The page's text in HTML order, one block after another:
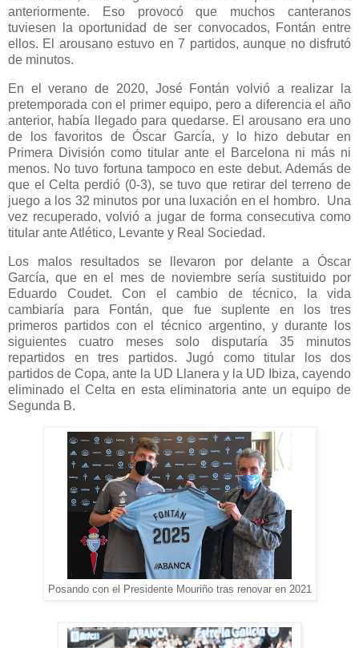
anteriormente. Eso provocó que muchos canteranos
tuviesen la oportunidad de ser convocados, Fontán entre
ellos. El arousano estuvo en 7 partidos, aunque no disfrutó
de minutos.
En el verano de 2020, José Fontán volvió a realizar la
pretemporada con el primer equipo, pero a diferencia el año
anterior, había llegado para quedarse. El arousano era uno
de los favoritos de Óscar García, y lo hizo debutar en
Primera División como titular ante el Barcelona ni más ni
menos. No tuvo fortuna tampoco en este debut. Además de
que el Celta perdió (0-3), se tuvo que retirar del terreno de
juego a los 32 minutos por una luxación en el hombro. Una
vez recuperado, volvió a jugar de forma consecutiva como
titular ante Atlético, Levante y Real Sociedad.
Los malos resultados se llevaron por delante a Óscar
García, que en el mes de noviembre sería sustituido por
Eduardo Coudet. Con el cambio de técnico, la vida
cambiaría para Fontán, que fue suplente en los tres
primeros partidos con el técnico argentino, y durante los
siguientes cuatro meses solo disputaría 35 minutos
repartidos en tres partidos. Jugó como titular los dos
partidos de Copa, ante la UD Llanera y la UD Ibiza, cayendo
eliminado el Celta en esta eliminatoria ante un equipo de
Segunda B.
Posando con el Presidente Mouriño tras renovar en 2021